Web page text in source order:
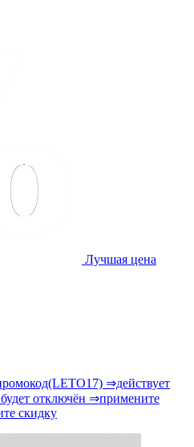
Лучшая цена
⇒действует
отключён ⇒примените
скидку